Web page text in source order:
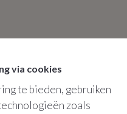
via cookies
te bieden, gebruiken
zoals